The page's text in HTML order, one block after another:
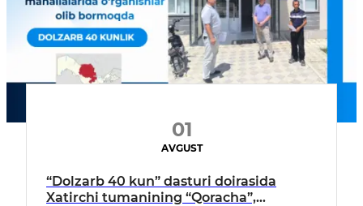
01
AVGUST
“Dolzarb 40 kun” dasturi doirasida
Xatirchi tumanining “Qoracha”,